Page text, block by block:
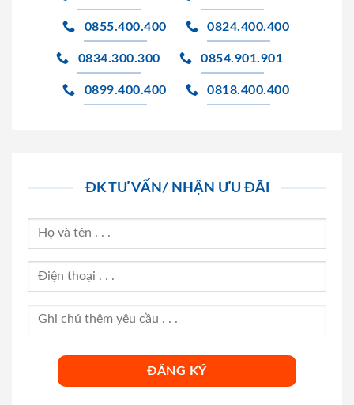
0855.400.400 0824.400.400
0834.300.300 0854.901.901
0899.400.400 0818.400.400
ĐK TƯ VẤN/ NHẬN ƯU ĐÃI